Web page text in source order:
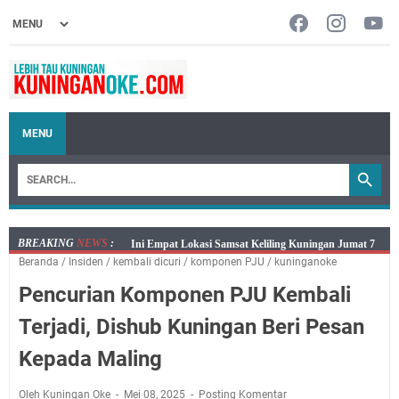
MENU
BREAKING NEWS :
Jumat 7 Agustus 2026 Mobil SIM Keliling Ada di
Kecamatan Sindangagung
Embun Pagi Jumat 8 Agustus 2026: Jika Keberkahan
Kelaparan Meskipun Memiliki Sekarung Penuh Uang
Salat Lima Waktu itu Bukan Cuma Kewajiban, Tapi
Beranda / Insiden / kembali dicuri / komponen PJU / kuninganoke
Pencurian Komponen PJU Kembali
Terjadi, Dishub Kuningan Beri Pesan
Kepada Maling
Oleh Kuningan Oke Mei 08, 2025 Posting Komentar